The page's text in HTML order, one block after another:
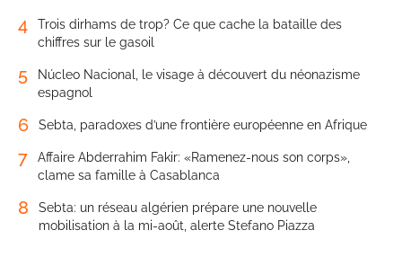
4
Trois dirhams de trop? Ce que cache la bataille des
chiffres sur le gasoil
5
Núcleo Nacional, le visage à découvert du néonazisme
espagnol
6 Sebta, paradoxes d’une frontière européenne en Afrique
7
Affaire Abderrahim Fakir: «Ramenez-nous son corps»,
clame sa famille à Casablanca
8
Sebta: un réseau algérien prépare une nouvelle
mobilisation à la mi-août, alerte Stefano Piazza